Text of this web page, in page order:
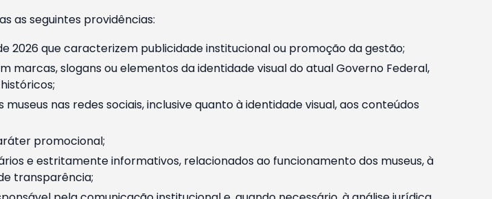
as seguintes providências:
que caracterizem publicidade institucional ou promoção da gestão;
slogans ou elementos da identidade visual do atual Governo Federal,
nas redes sociais, inclusive quanto à identidade visual, aos conteúdos
promocional;
e estritamente informativos, relacionados ao funcionamento dos museus, à
transparência;